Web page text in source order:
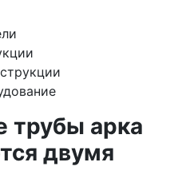
трубы арка
двумя